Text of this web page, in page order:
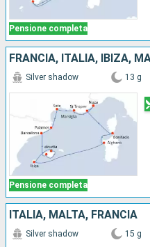
Pensione completa
Pensione completa
Silver shadow 13 g
ITALIA, MALTA, FRANCIA
Silver shadow 15 g